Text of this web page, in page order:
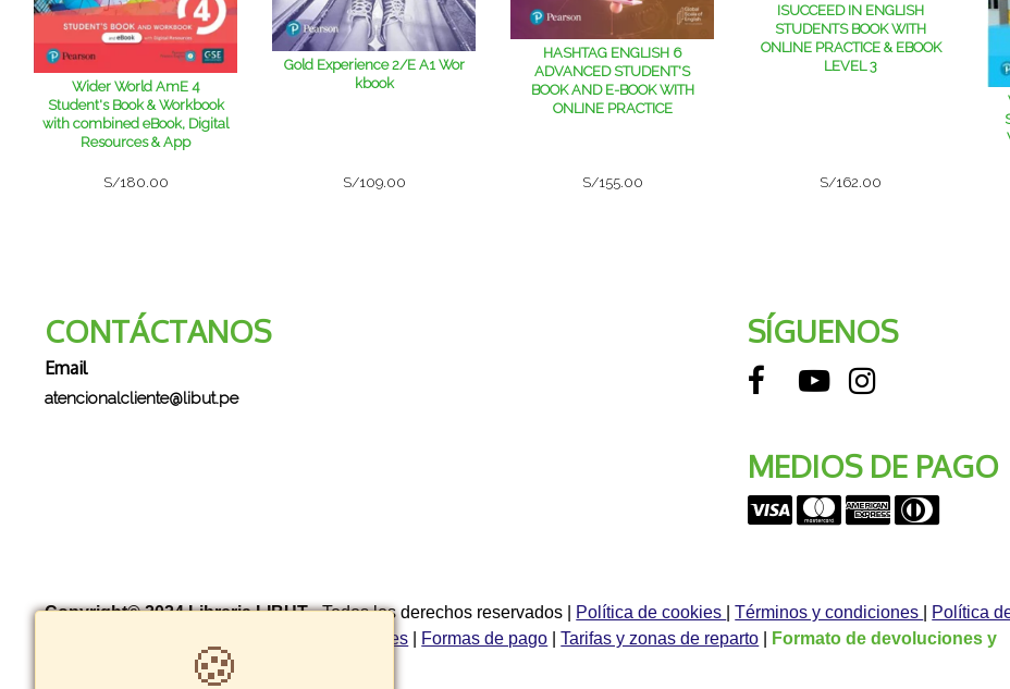
Wider World AmE 4
Student's Book & Workbook
with combined eBook, Digital
Resources & App
S/180.00
Gold Experience 2/E A1 Wor
kbook
S/109.00
HASHTAG ENGLISH 6
ADVANCED STUDENT'S
BOOK AND E-BOOK WITH
ONLINE PRACTICE
S/155.00
ISUCCEED IN ENGLISH
STUDENTS BOOK WITH
ONLINE PRACTICE & EBOOK
LEVEL 3
S/162.00
CONTÁCTANOS
Email
atencionalcliente@libut.pe
SÍGUENOS
MEDIOS DE PAGO
Copyright© 2024 Libreria LIBUT- Todos los derechos reservados Política de cookies |Términos y condiciones
Política
Política de garantía y devoluciones Formas de pago |Tarifas y zonas de reparto
Formato de devoluciones y
🍪